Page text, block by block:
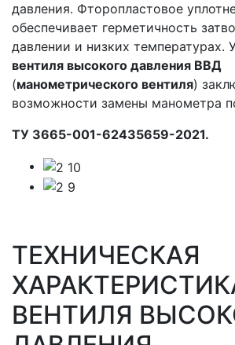
давления. Фторопластовое
обеспечивает герметичность
давлении и низких температурах.
вентиля высокого давления ВВД
(манометрического вентиля)
возможности замены манометра
ТУ 3665-001-62435659-2021.
ТЕХНИЧЕСКАЯ
ВЕНТИЛЯ